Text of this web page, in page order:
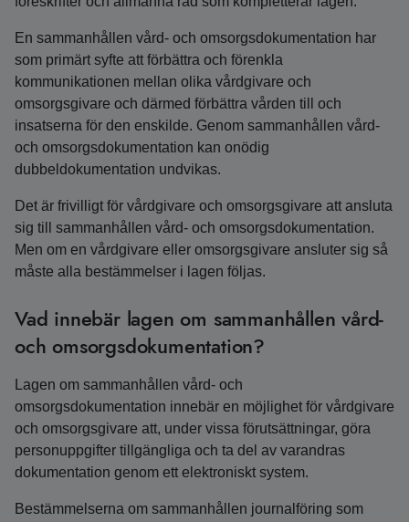
En sammanhållen vård- och omsorgsdokumentation har
som primärt syfte att förbättra och förenkla
kommunikationen mellan olika vårdgivare och
omsorgsgivare och därmed förbättra vården till och
insatserna för den enskilde. Genom sammanhållen vård-
och omsorgsdokumentation kan onödig
dubbeldokumentation undvikas.
Det är frivilligt för vårdgivare och omsorgsgivare att ansluta
sig till sammanhållen vård- och omsorgsdokumentation.
Men om en vårdgivare eller omsorgsgivare ansluter sig så
måste alla bestämmelser i lagen följas.
Vad innebär lagen om sammanhållen vård-
och omsorgsdokumentation?
Lagen om sammanhållen vård- och
omsorgsdokumentation innebär en möjlighet för vårdgivare
och omsorgsgivare att, under vissa förutsättningar, göra
personuppgifter tillgängliga och ta del av varandras
dokumentation genom ett elektroniskt system.
Bestämmelserna om sammanhållen journalföring som